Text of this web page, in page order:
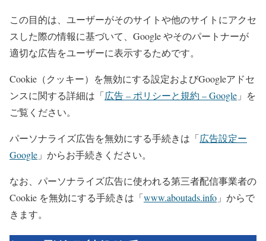
この目的は、ユーザーがそのサイトや他のサイトにアクセ
スした際の情報に基づいて、Google やそのパートナーが
適切な広告をユーザーに表示するためです。
Cookie（クッキー）を無効にする設定およびGoogleアドセ
ンスに関する詳細は「広告 – ポリシーと規約 – Google 」を
ご覧ください。
パーソナライズ広告を無効にする手続きは「広告設定ー
Google 」からお手続きください。
なお、パーソナライズ広告に使われる第三者配信事業者の
Cookie を無効にする手続きは「www.aboutads.info 」からで
きます。